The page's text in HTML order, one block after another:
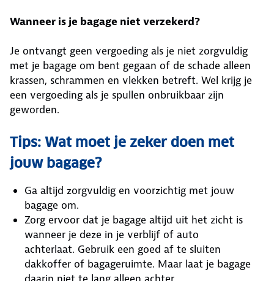
Wanneer is je bagage niet verzekerd?
Je ontvangt geen vergoeding als je niet zorgvuldig
met je bagage om bent gegaan of de schade alleen
krassen, schrammen en vlekken betreft. Wel krijg je
een vergoeding als je spullen onbruikbaar zijn
geworden.
Tips: Wat moet je zeker doen met
jouw bagage?
Ga altijd zorgvuldig en voorzichtig met jouw
bagage om.
Zorg ervoor dat je bagage altijd uit het zicht is
wanneer je deze in je verblijf of auto
achterlaat. Gebruik een goed af te sluiten
dakkoffer of bagageruimte. Maar laat je bagage